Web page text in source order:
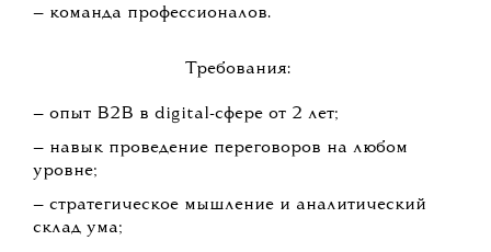
— команда профессионалов.
Требования:
— опыт B2B в digital-сфере от 2 лет;
— навык проведение переговоров на любом
уровне;
— стратегическое мышление и аналитический
склад ума;